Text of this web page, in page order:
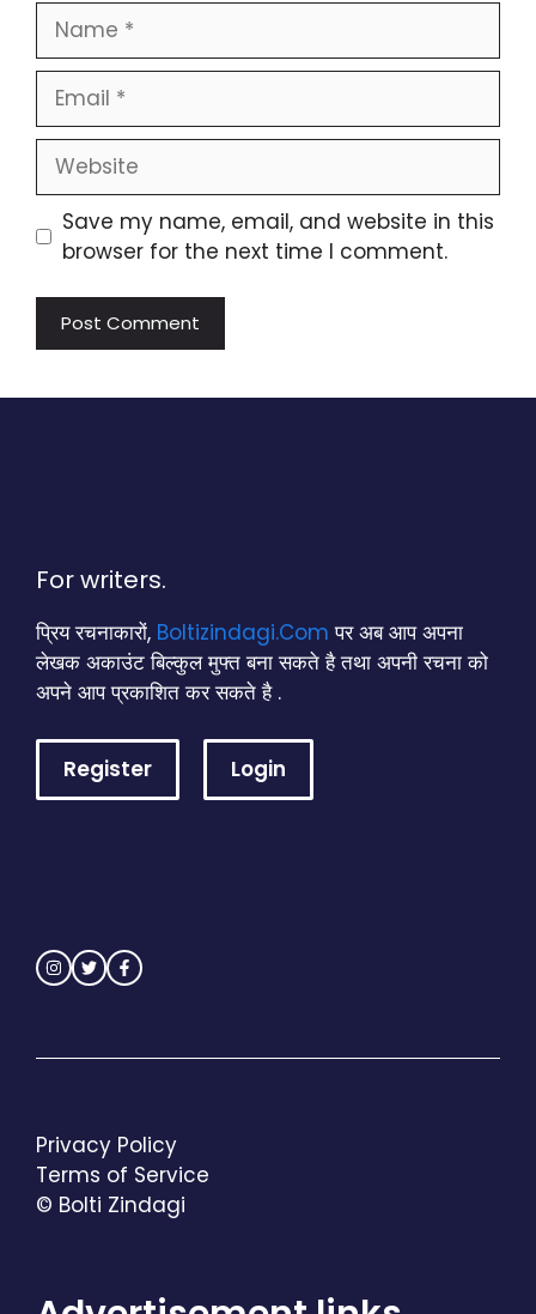
Name
Email
Website
Save my name, email, and website in this
browser for the next time I comment.
For writers.
प्रिय रचनाकारों, Boltizindagi.Com पर अब आप अपना
लेखक अकाउंट बिल्कुल मुफ्त बना सकते है तथा अपनी रचना को
अपने आप प्रकाशित कर सकते है .
Register Login
© Bolti Zindagi
Privacy Policy
Terms of Service